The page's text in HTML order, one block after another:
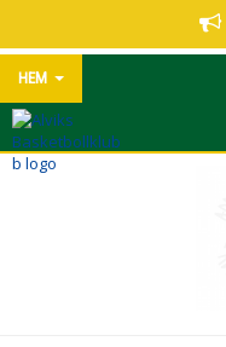
HEM
START